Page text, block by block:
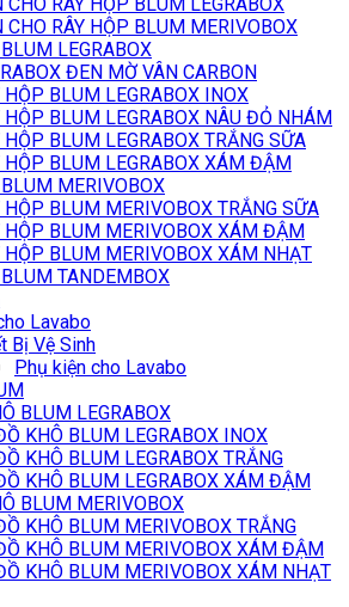
CHO RÂY HỘP BLUM MERIVOBOX
LEGRABOX
ĐEN MỜ VÂN CARBON
HỘP BLUM LEGRABOX INOX
HỘP BLUM LEGRABOX NÂU ĐỎ NHÁM
HỘP BLUM LEGRABOX TRẮNG SỮA
HỘP BLUM LEGRABOX XÁM ĐẬM
MERIVOBOX
HỘP BLUM MERIVOBOX TRẮNG SỮA
HỘP BLUM MERIVOBOX XÁM ĐẬM
HỘP BLUM MERIVOBOX XÁM NHẠT
TANDEMBOX
Lavabo
Bị Vệ Sinh
Phụ kiện cho Lavabo
BLUM LEGRABOX
KHÔ BLUM LEGRABOX INOX
KHÔ BLUM LEGRABOX TRẮNG
KHÔ BLUM LEGRABOX XÁM ĐẬM
BLUM MERIVOBOX
KHÔ BLUM MERIVOBOX TRẮNG
KHÔ BLUM MERIVOBOX XÁM ĐẬM
KHÔ BLUM MERIVOBOX XÁM NHẠT